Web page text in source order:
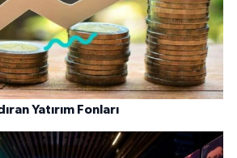
Yatırım Fonları